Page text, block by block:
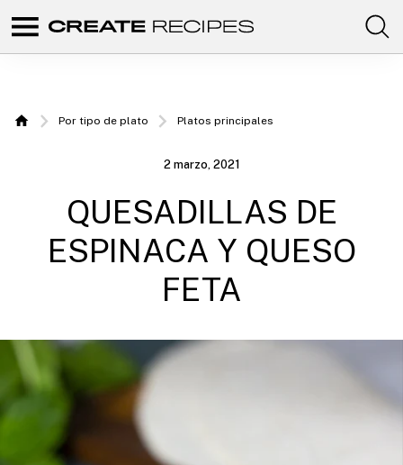
Create
|
elaborar
con tu
Chefbot
Comunidad
con
tus
Home
Por tipo de plato Platos principales
2 marzo, 2021
QUESADILLAS DE
ESPINACA Y QUESO
FETA